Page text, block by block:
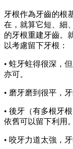
牙根作為牙齒的根
在，就算它短、細
的牙根重建牙齒。
以考慮留下牙根：
• 蛀牙蛀得很深，
亦可。
• 磨牙磨到很平，
• 後牙（有多根牙
依舊可以留下利用。
• 咬牙力道太強，